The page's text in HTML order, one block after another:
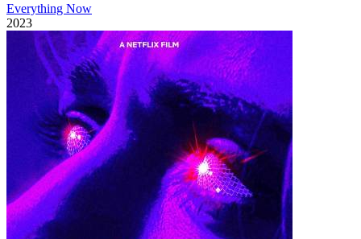
Everything Now
2023